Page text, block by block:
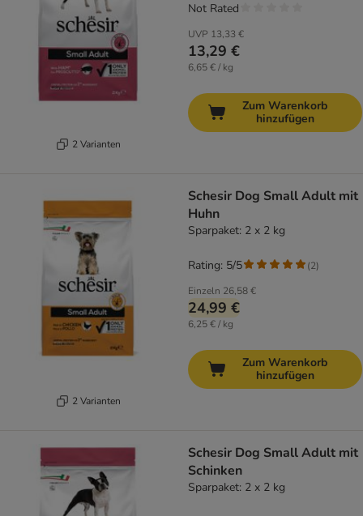
2 Varianten
UVP 13,33 €
13,29 €
6,65 € / kg
Not Rated
Zum Warenkorb
hinzufügen
2 Varianten
Schesir Dog Small Adult mit
Huhn
Sparpaket: 2 x 2 kg
Einzeln 26,58 €
24,99 €
6,25 € / kg
Rating: 5/5 (2)
Zum Warenkorb
hinzufügen
Schesir Dog Small Adult mit
Schinken
Sparpaket: 2 x 2 kg